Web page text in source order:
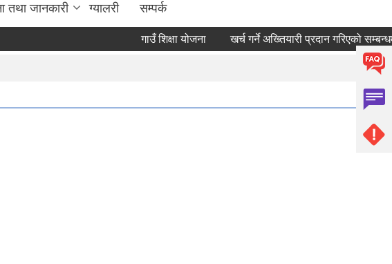
तथा जानकारी ग्यालरी सम्पर्क
गाउँ शिक्षा योजना खर्च गर्ने अख्तियारी प्रदान गरिएको